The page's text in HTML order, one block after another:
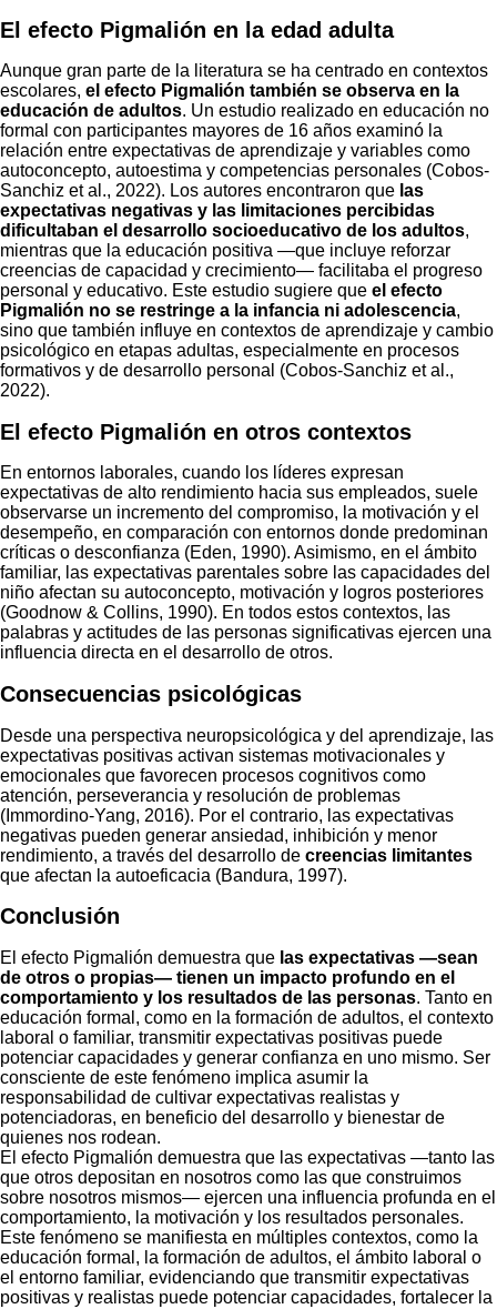
El efecto Pigmalión en la edad adulta
Aunque gran parte de la literatura se ha centrado en contextos
escolares, el efecto Pigmalión también se observa en la
educación de adultos. Un estudio realizado en educación no
formal con participantes mayores de 16 años examinó la
relación entre expectativas de aprendizaje y variables como
autoconcepto, autoestima y competencias personales (Cobos-
Sanchiz et al., 2022). Los autores encontraron que las
expectativas negativas y las limitaciones percibidas
dificultaban el desarrollo socioeducativo de los adultos,
mientras que la educación positiva —que incluye reforzar
creencias de capacidad y crecimiento— facilitaba el progreso
personal y educativo. Este estudio sugiere que el efecto
Pigmalión no se restringe a la infancia ni adolescencia,
sino que también influye en contextos de aprendizaje y cambio
psicológico en etapas adultas, especialmente en procesos
formativos y de desarrollo personal (Cobos-Sanchiz et al.,
2022).
El efecto Pigmalión en otros contextos
En entornos laborales, cuando los líderes expresan
expectativas de alto rendimiento hacia sus empleados, suele
observarse un incremento del compromiso, la motivación y el
desempeño, en comparación con entornos donde predominan
críticas o desconfianza (Eden, 1990). Asimismo, en el ámbito
familiar, las expectativas parentales sobre las capacidades del
niño afectan su autoconcepto, motivación y logros posteriores
(Goodnow & Collins, 1990). En todos estos contextos, las
palabras y actitudes de las personas significativas ejercen una
influencia directa en el desarrollo de otros.
Consecuencias psicológicas
Desde una perspectiva neuropsicológica y del aprendizaje, las
expectativas positivas activan sistemas motivacionales y
emocionales que favorecen procesos cognitivos como
atención, perseverancia y resolución de problemas
(Immordino-Yang, 2016). Por el contrario, las expectativas
negativas pueden generar ansiedad, inhibición y menor
rendimiento, a través del desarrollo de creencias limitantes
que afectan la autoeficacia (Bandura, 1997).
Conclusión
El efecto Pigmalión demuestra que las expectativas —sean
de otros o propias— tienen un impacto profundo en el
comportamiento y los resultados de las personas. Tanto en
educación formal, como en la formación de adultos, el contexto
laboral o familiar, transmitir expectativas positivas puede
potenciar capacidades y generar confianza en uno mismo. Ser
consciente de este fenómeno implica asumir la
responsabilidad de cultivar expectativas realistas y
potenciadoras, en beneficio del desarrollo y bienestar de
quienes nos rodean.
El efecto Pigmalión demuestra que las expectativas —tanto las
que otros depositan en nosotros como las que construimos
sobre nosotros mismos— ejercen una influencia profunda en el
comportamiento, la motivación y los resultados personales.
Este fenómeno se manifiesta en múltiples contextos, como la
educación formal, la formación de adultos, el ámbito laboral o
el entorno familiar, evidenciando que transmitir expectativas
positivas y realistas puede potenciar capacidades, fortalecer la